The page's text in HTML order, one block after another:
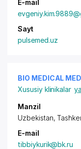
E-mail
Sayt
pulsemed.uz
BIO MEDICAL
Xususiy klinikalar
Manzil
Uzbekistan,
E-mail
tibbiykurik@bk.ru